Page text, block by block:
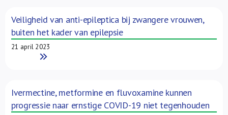
Veiligheid van anti-epileptica bij zwangere vrouwen,
buiten het kader van epilepsie
21 april 2023
Read More
Ivermectine, metformine en fluvoxamine kunnen
progressie naar ernstige COVID-19 niet tegenhouden